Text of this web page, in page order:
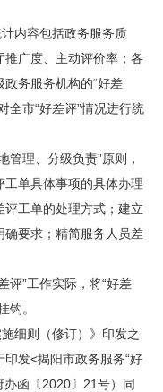
内容包括政务服务质
广度、主动评价率；各
务服务机构的“好差
全市“好差评”情况进行统
理、分级负责”原则，
单具体事项的具体办理
工单的处理方式；建立
确要求；精简服务人员差
”工作实际，将“好差
钩。
细则（修订）》印发之
发<揭阳市政务服务“好
办函〔2020〕21号）同